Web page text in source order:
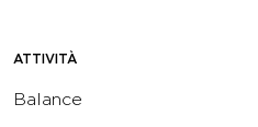
ATTIVITÀ
Balance